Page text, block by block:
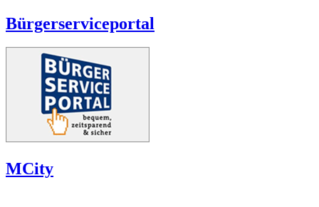
Bürgerserviceportal
MCity